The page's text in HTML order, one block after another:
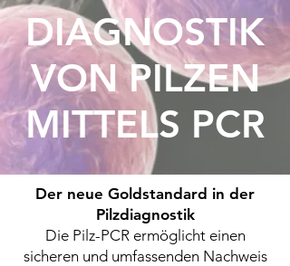
DIAGNOSTIK
VON PILZEN
MITTELS PCR
Der neue Goldstandard in der
Pilzdiagnostik
Die Pilz-PCR ermöglicht einen
sicheren und umfassenden Nachweis